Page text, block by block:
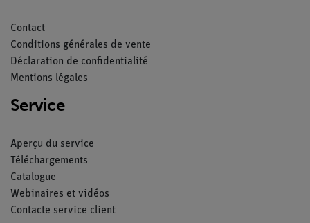
Contact
Conditions générales de vente
Déclaration de confidentialité
Mentions légales
Service
Aperçu du service
Téléchargements
Catalogue
Webinaires et vidéos
Contacte service client